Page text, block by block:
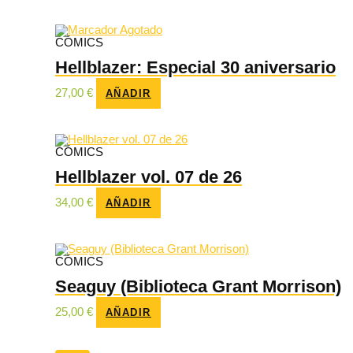
16,95 €.16,10 €.
Agotado
CÓMICS
Hellblazer: Especial 30 aniversario
27,00 € AÑADIR
CÓMICS
Hellblazer vol. 07 de 26
34,00 € AÑADIR
CÓMICS
Seaguy (Biblioteca Grant Morrison)
25,00 € AÑADIR